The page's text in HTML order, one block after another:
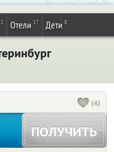
Отели 17 Дети 8
(4)
ПОЛУЧИТЬ